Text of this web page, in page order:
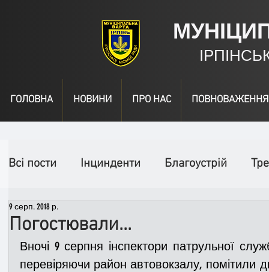
ГОЛОВНА НОВИНИ ПРО НАС ПОВНОВАЖЕННЯ
Всі пости Інцинденти Благоустрій
День народження
Спільні заходи Надзвичайні заходи
Погостювали…
9 серп. 2018 р.
Вночі 9 серпня інспектори патрульної
перевіряючи район автовокзалу, помітили